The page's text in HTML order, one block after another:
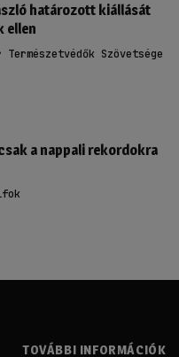
határozott kiállását
ellen
Természetvédők Szövetsége
a nappali rekordokra
TOVÁBBI INFORMÁCIÓK